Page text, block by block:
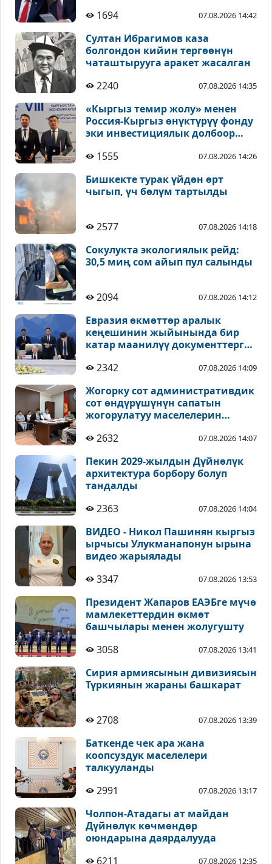
1694
07.08.2026 14:42
Султан Ибрагимов каза
болгондон кийин тергөөнүн
чаташтырууга аракет жасалган
2240
07.08.2026 14:35
«Кыргыз темир жолу» менен
Россия-Кыргыз өнүктүрүү фонду
эки инвестициялык долбоор
1555
07.08.2026 14:26
Бишкекте турак үйдөн өрт
чыгып, үч бөлүм тартылды
2577 07.08.2026 14:18
Сокулукта экологиялык рейд:
30,5 миң сом айып пул салынды
2094 07.08.2026 14:12
Евразия өкмөттөр аралык
кеңешинин жыйынында бир
катар маанилүү документтерге
2342
07.08.2026 14:09
Жогорку сот административдик
сот өндүрүшүнүн сапатын
жогорулатуу маселелерин
2632
07.08.2026 14:07
Пекин 2029-жылдын Дүйнөлүк
архитектура борбору болуп
тандалды
2363
07.08.2026 14:04
ВИДЕО - Никол Пашинян кыргыз
ырчысы Улукманапонун ырына
видео жарыялады
3347
07.08.2026 13:53
Президент Жапаров ЕАЭБге мүчө
мамлекеттердин өкмөт
башчылары менен жолугушту
3058
07.08.2026 13:41
Сирия армиясынын дивизиясын
Түркиянын жараны башкарат
2708 07.08.2026 13:39
Баткенде чек ара жана
коопсуздук маселелери
талкууланды
2991
07.08.2026 13:17
Чолпон-Атадагы ат майдан
Дүйнөлүк көчмөндөр
оюндарына даярдалууда
6211
07.08.2026 12:35